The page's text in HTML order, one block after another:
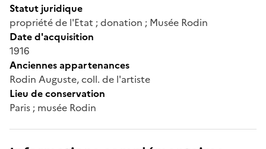
Statut juridique
propriété de l'Etat ; donation ; Musée Rodin
Date d'acquisition
1916
Anciennes appartenances
Rodin Auguste, coll. de l'artiste
Lieu de conservation
Paris ; musée Rodin